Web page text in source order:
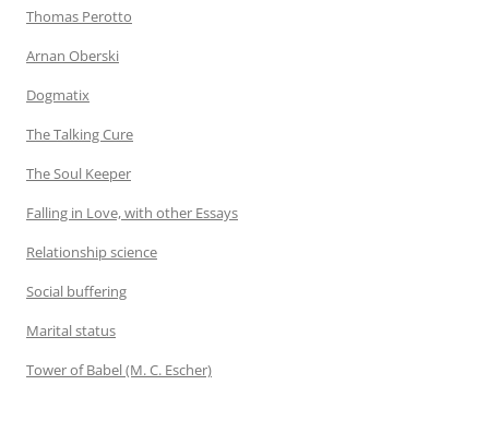
Thomas Perotto
Arnan Oberski
Dogmatix
The Talking Cure
The Soul Keeper
Falling in Love, with other Essays
Relationship science
Social buffering
Marital status
Tower of Babel (M. C. Escher)